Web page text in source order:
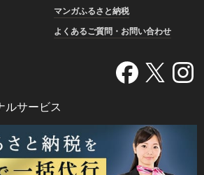
マンガふるさと納税
よくあるご質問・お問い合わせ
ルサービス